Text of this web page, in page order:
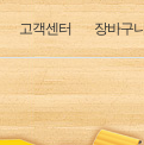
장바구니
고객센터